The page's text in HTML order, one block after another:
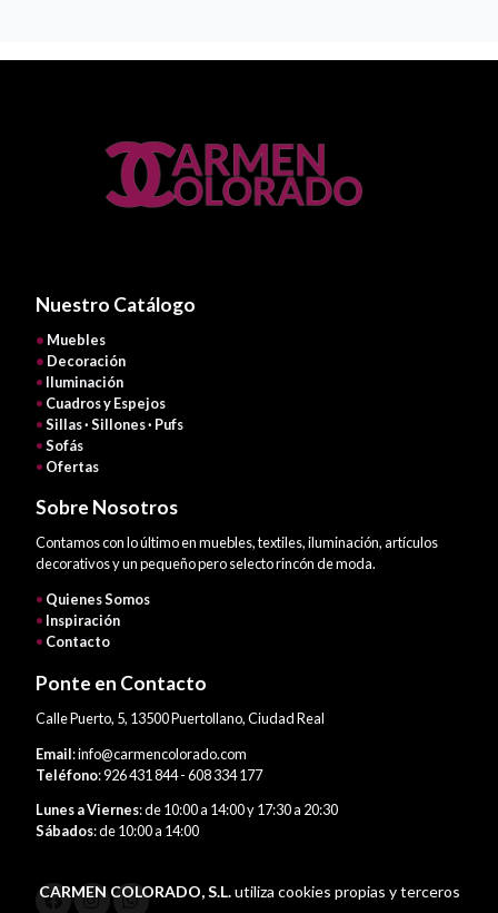
Nuestro Catálogo
• Muebles
• Decoración
• Iluminación
• Cuadros y Espejos
•Sillas · Sillones · Pufs
•Sofás
• Ofertas
Sobre Nosotros
Contamos con lo último en muebles, textiles, iluminación, artículos
decorativos y un pequeño pero selecto rincón de moda.
• Quienes Somos
• Inspiración
• Contacto
Ponte en Contacto
Calle Puerto, 5, 13500 Puertollano, Ciudad Real
Email: info@carmencolorado.com
Teléfono: 926 431 844 - 608 334 177
Lunes a Viernes: de 10:00 a 14:00 y 17:30 a 20:30
Sábados: de 10:00 a 14:00
CARMEN COLORADO, S.L.utiliza cookies propias y terceros